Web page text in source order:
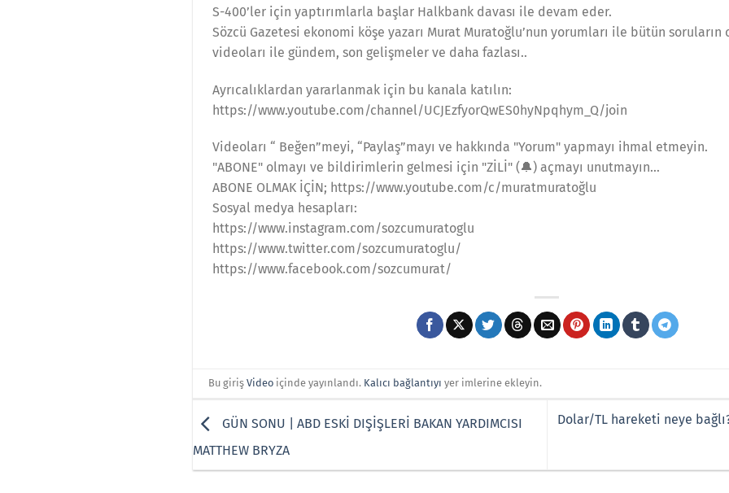
S-400’ler için yaptırımlarla başlar Halkbank davası ile devam eder.
Sözcü Gazetesi ekonomi köşe yazarı Murat Muratoğlu’nun yorumları ile bütün soruların
videoları ile gündem, son gelişmeler ve daha fazlası..
Ayrıcalıklardan yararlanmak için bu kanala katılın:
https://www.youtube.com/channel/UCJEzfyorQwES0hyNpqhym_Q/join
Videoları “ Beğen”meyi, “Paylaş”mayı ve hakkında "Yorum" yapmayı ihmal etmeyin.
"ABONE" olmayı ve bildirimlerin gelmesi için "ZİLİ" (🔔) açmayı unutmayın…
ABONE OLMAK İÇİN; https://www.youtube.com/c/muratmuratoğlu
Sosyal medya hesapları:
https://www.instagram.com/sozcumuratoglu
https://www.twitter.com/sozcumuratoglu/
https://www.facebook.com/sozcumurat/
Bu girişVideo içinde yayınlandı. Kalıcı bağlantıyı yer imlerine ekleyin.
GÜN SONU | ABD ESKİ DIŞİŞLERİ BAKAN YARDIMCISI
MATTHEW BRYZA
Dolar/TL hareketi neye